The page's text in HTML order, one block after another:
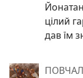
цілий
дав їм